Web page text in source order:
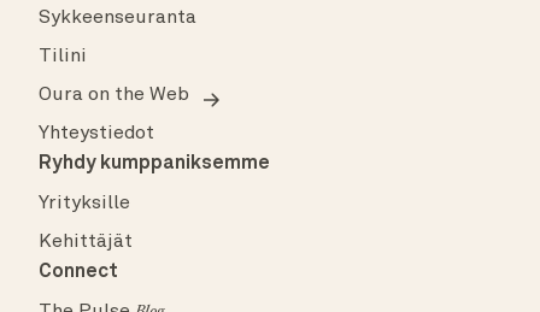
Sykkeenseuranta
Tilini
Oura on the Web
Yhteystiedot
Ryhdy kumppaniksemme
Yrityksille
Kehittäjät
Connect